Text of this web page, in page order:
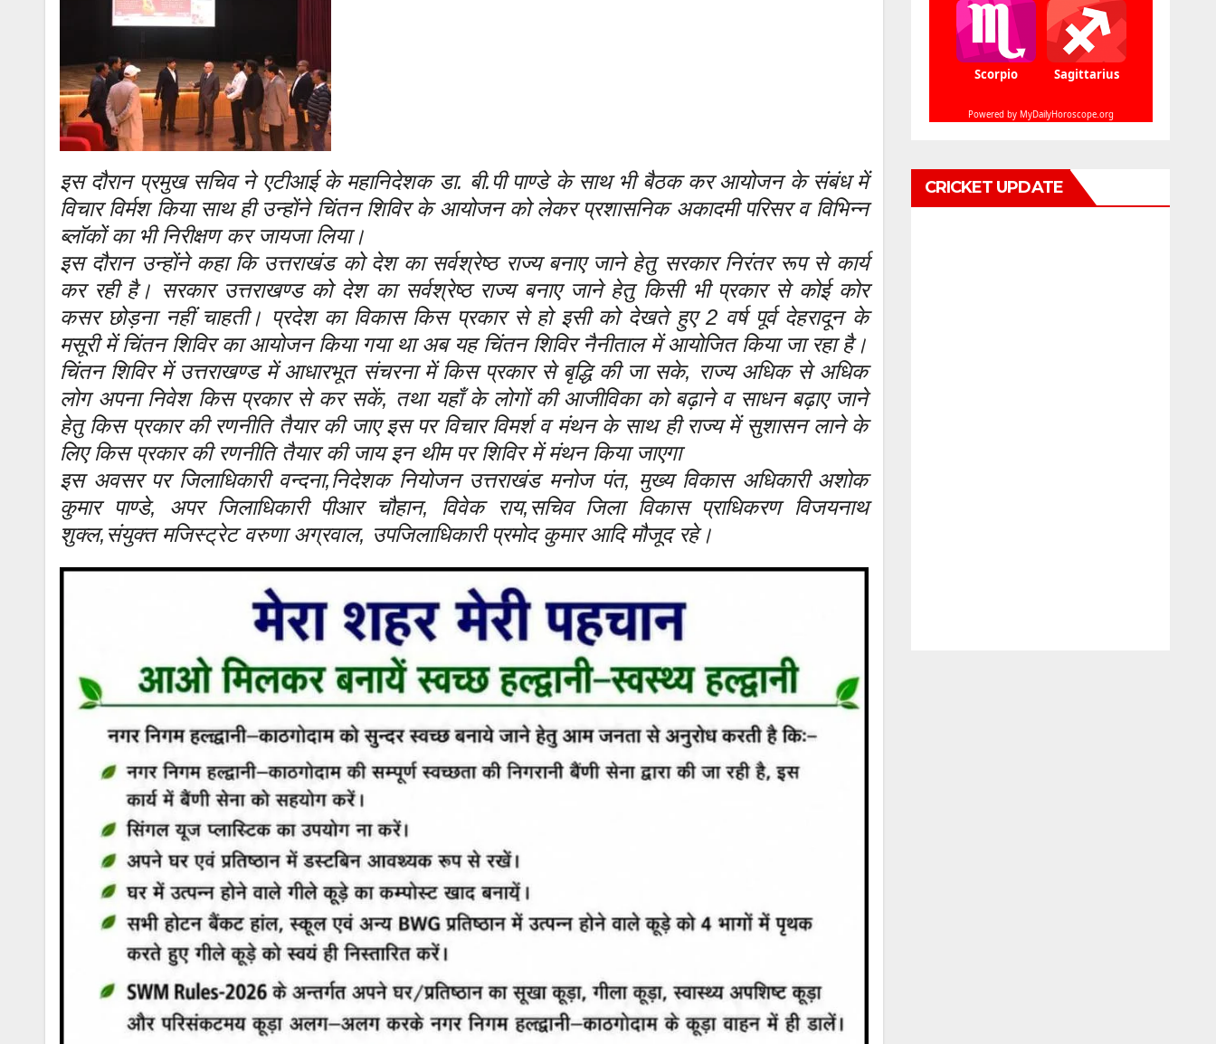
इस दौरान प्रमुख सचिव ने एटीआई के महानिदेशक डा. बी.पी पाण्डे के साथ भी बैठक कर आयोजन के संबंध में
विचार विर्मश किया साथ ही उन्होंने चिंतन शिविर के आयोजन को लेकर प्रशासनिक अकादमी परिसर व विभिन्न
ब्लॉकों का भी निरीक्षण कर जायजा लिया।
इस दौरान उन्होंने कहा कि उत्तराखंड को देश का सर्वश्रेष्ठ राज्य बनाए जाने हेतु सरकार निरंतर रूप से कार्य
कर रही है। सरकार उत्तराखण्ड को देश का सर्वश्रेष्ठ राज्य बनाए जाने हेतु किसी भी प्रकार से कोई कोर
कसर छोड़ना नहीं चाहती। प्रदेश का विकास किस प्रकार से हो इसी को देखते हुए 2 वर्ष पूर्व देहरादून के
मसूरी में चिंतन शिविर का आयोजन किया गया था अब यह चिंतन शिविर नैनीताल में आयोजित किया जा रहा है।
चिंतन शिविर में उत्तराखण्ड में आधारभूत संचरना में किस प्रकार से बृद्धि की जा सके, राज्य अधिक से अधिक
लोग अपना निवेश किस प्रकार से कर सकें, तथा यहाँ के लोगों की आजीविका को बढ़ाने व साधन बढ़ाए जाने
हेतु किस प्रकार की रणनीति तैयार की जाए इस पर विचार विमर्श व मंथन के साथ ही राज्य में सुशासन लाने के
लिए किस प्रकार की रणनीति तैयार की जाय इन थीम पर शिविर में मंथन किया जाएगा
इस अवसर पर जिलाधिकारी वन्दना,निदेशक नियोजन उत्तराखंड मनोज पंत, मुख्य विकास अधिकारी अशोक
कुमार पाण्डे, अपर जिलाधिकारी पीआर चौहान, विवेक राय,सचिव जिला विकास प्राधिकरण विजयनाथ
शुक्ल,संयुक्त मजिस्ट्रेट वरुणा अग्रवाल, उपजिलाधिकारी प्रमोद कुमार आदि मौजूद रहे।
CRICKET UPDATE